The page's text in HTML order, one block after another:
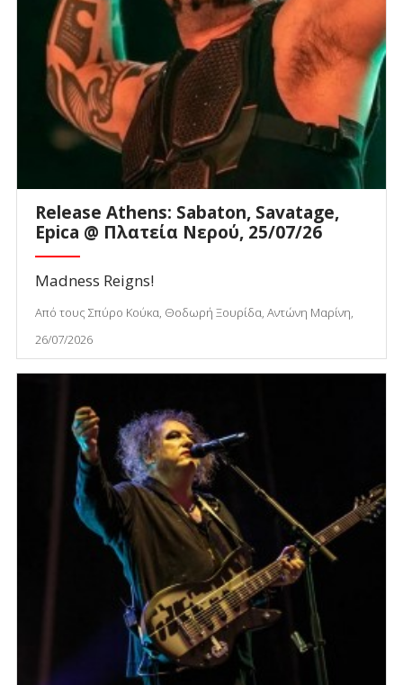
Release Athens: Sabaton, Savatage,
Epica @ Πλατεία Νερού, 25/07/26
Madness Reigns!
Από τους Σπύρο Κούκα, Θοδωρή Ξουρίδα, Αντώνη Μαρίνη,
26/07/2026